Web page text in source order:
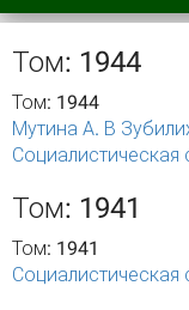
Том: 1944
Том: 1944
Мутина А. В
Том: 1941
Том: 1941
Социалистическая